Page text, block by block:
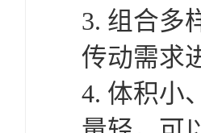
3. 组合多
传动需求
4. 体积小